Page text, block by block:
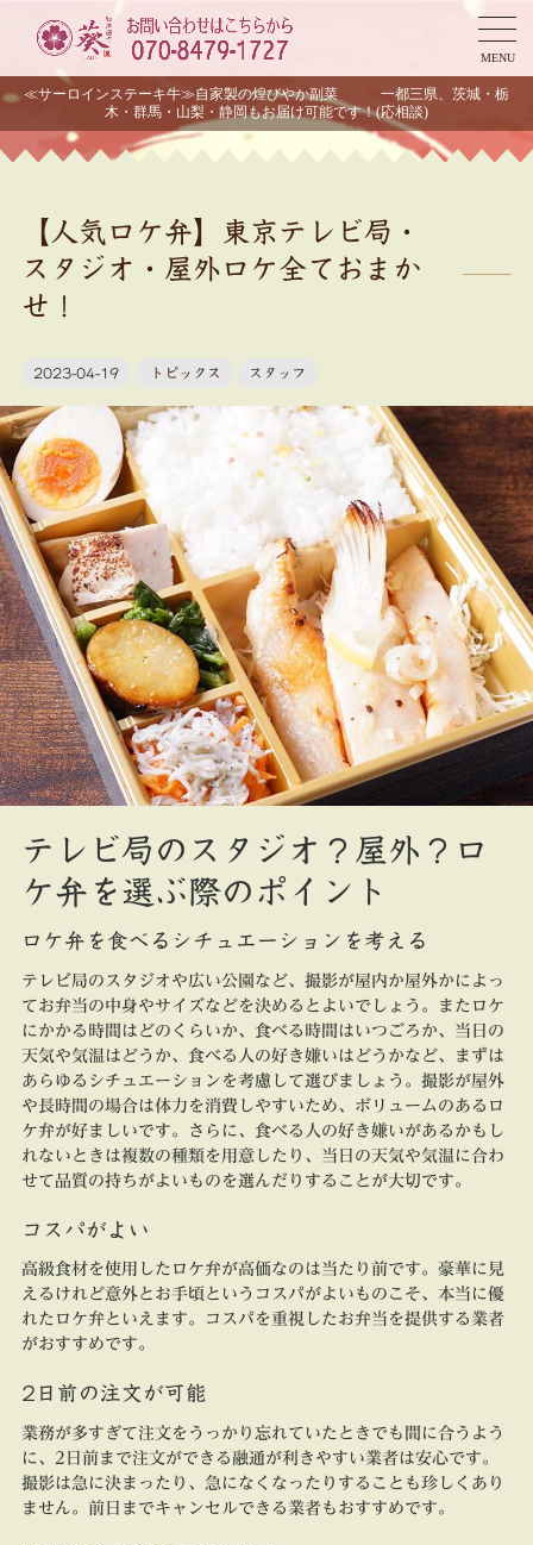
MENU
≪サーロインステーキ牛≫自家製の煌びやか副菜 一都三県、茨城・栃
木・群馬・山梨・静岡もお届け可能です！(応相談)
【人気ロケ弁】東京テレビ局・
スタジオ・屋外ロケ全ておまか
せ！
2023-04-19 トピックス スタッフ
テレビ局のスタジオ？屋外？ロ
ケ弁を選ぶ際のポイント
ロケ弁を食べるシチュエーションを考える
テレビ局のスタジオや広い公園など、撮影が屋内か屋外かによっ
てお弁当の中身やサイズなどを決めるとよいでしょう。またロケ
にかかる時間はどのくらいか、食べる時間はいつごろか、当日の
天気や気温はどうか、食べる人の好き嫌いはどうかなど、まずは
あらゆるシチュエーションを考慮して選びましょう。撮影が屋外
や長時間の場合は体力を消費しやすいため、ボリュームのあるロ
ケ弁が好ましいです。さらに、食べる人の好き嫌いがあるかもし
れないときは複数の種類を用意したり、当日の天気や気温に合わ
せて品質の持ちがよいものを選んだりすることが大切です。
コスパがよい
高級食材を使用したロケ弁が高価なのは当たり前です。豪華に見
えるけれど意外とお手頃というコスパがよいものこそ、本当に優
れたロケ弁といえます。コスパを重視したお弁当を提供する業者
がおすすめです。
2日前の注文が可能
業務が多すぎて注文をうっかり忘れていたときでも間に合うよう
に、2日前まで注文ができる融通が利きやすい業者は安心です。
撮影は急に決まったり、急になくなったりすることも珍しくあり
ません。前日までキャンセルできる業者もおすすめです。